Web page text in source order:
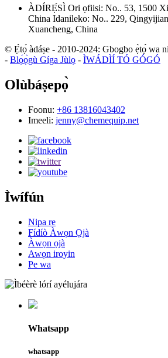
ÀDÍRẸ́SÌ Ori ọfiisi: No.. 53, 1500
China Idanileko: No.. 229,
Xuancheng, China
© Ẹ̀tọ́ àdáṣe - 2010-2024: Gbogbo ẹ̀tọ́ wa
- Blọ́ọ̀gù Gíga Jùlọ - ÌWÁDÌÍ TÓ GÓGÓ
Olùbáṣepọ̀
Foonu: +86 13816043402
Imeeli: jenny@chemequip.net
Ìwífún
Nipa re
Fídíò Àwọn Ọjà
Àwọn ọjà
Awọn iroyin
Pe wa
Whatsapp
whatsapp